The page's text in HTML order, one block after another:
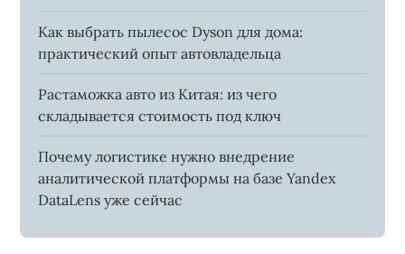
Как выбрать пылесос Dyson для дома:
практический опыт автовладельца
Растаможка авто из Китая: из чего
складывается стоимость под ключ
Почему логистике нужно внедрение
аналитической платформы на базе Yandex
DataLens уже сейчас